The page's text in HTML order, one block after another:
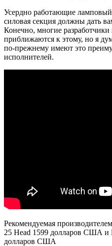
Усердно работающие
силовая секция должны дать
Конечно, многие разработчики
приближаются к этому, но я
по-прежнему имеют это
исполнителей.
Рекомендуемая
25 Head 1599 долларов США и
долларов США